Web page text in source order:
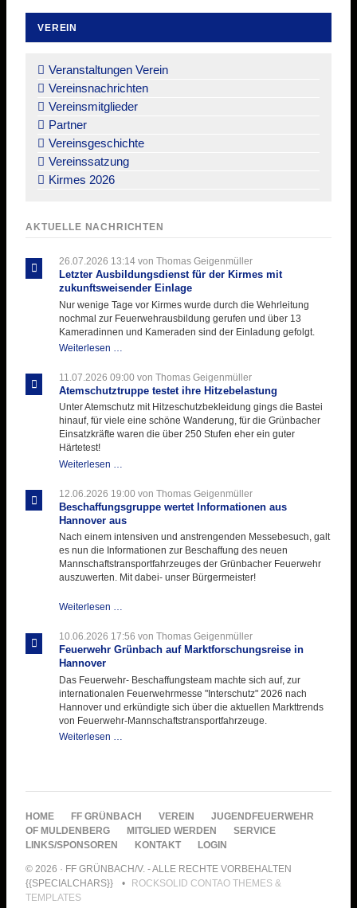
VEREIN
überspringen
Veranstaltungen Verein
Vereinsnachrichten
Vereinsmitglieder
Partner
Vereinsgeschichte
Vereinssatzung
Kirmes 2026
AKTUELLE NACHRICHTEN
26.07.2026 13:14von Thomas Geigenmüller
Letzter Ausbildungsdienst für der Kirmes mit
zukunftsweisender Einlage
Nur wenige Tage vor Kirmes wurde durch die Wehrleitung
nochmal zur Feuerwehrausbildung gerufen und über 13
Kameradinnen und Kameraden sind der Einladung gefolgt.
Weiterlesen …
für
der
Kirmes
mit
zukunftsweisender
11.07.2026 09:00 von Thomas Geigenmüller
Atemschutztruppe testet ihre Hitzebelastung
Unter Atemschutz mit Hitzeschutzbekleidung gings die Bastei
hinauf, für viele eine schöne Wanderung, für die Grünbacher
Einsatzkräfte waren die über 250 Stufen eher ein guter
Härtetest!
Weiterlesen …
ihre
Hitzebelastung
12.06.2026 19:00 von Thomas Geigenmüller
Beschaffungsgruppe wertet Informationen aus
Hannover aus
Nach einem intensiven und anstrengenden Messebesuch, galt
es nun die Informationen zur Beschaffung des neuen
Mannschaftstransportfahrzeuges der Grünbacher Feuerwehr
auszuwerten. Mit dabei- unser Bürgermeister!
Weiterlesen …
Informationen
aus
10.06.2026 17:56 von Thomas Geigenmüller
Feuerwehr Grünbach auf Marktforschungsreise in
Hannover
Das Feuerwehr- Beschaffungsteam machte sich auf, zur
internationalen Feuerwehrmesse "Interschutz" 2026 nach
Hannover und erkündigte sich über die aktuellen Markttrends
von Feuerwehr-Mannschaftstransportfahrzeuge.
Weiterlesen …
in
NAVIGATION
ÜBERSPRINGEN
HOME FF GRÜNBACH VEREIN
JUGENDFEUERWEHR
OF MULDENBERG
MITGLIED WERDEN
SERVICE
LINKS/SPONSOREN
KONTAKT LOGIN
© 2026 · FF GRÜNBACH/V. - ALLE RECHTE VORBEHALTEN
{{SPECIALCHARS}}
ROCKSOLID CONTAO THEMES &
TEMPLATES